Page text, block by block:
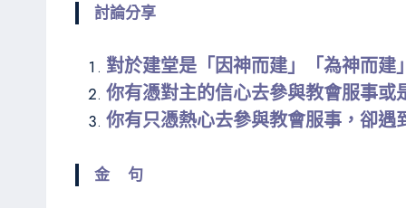
討論分享
對於建堂是「因神而建」「為神而
你有憑對主的信心去參與教會服事
你有只憑熱心去參與教會服事，卻
金 句